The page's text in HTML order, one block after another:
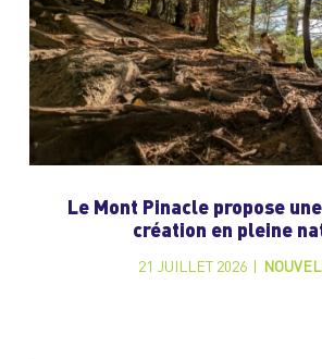
Le Mont Pinacle propose
création en pleine
21 JUILLET 2026